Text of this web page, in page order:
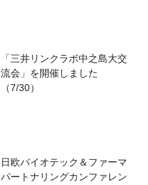
「三井リンクラボ中之島大交
流会」を開催しました
（7/30）
日欧バイオテック＆ファーマ
パートナリングカンファレン